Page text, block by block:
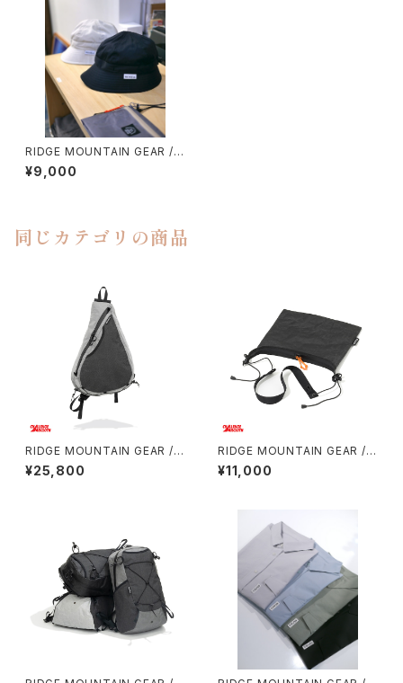
RIDGE MOUNTAIN GEAR / E
NOUGH HAT（STVH ver.）
¥9,000
同じカテゴリの商品
RIDGE MOUNTAIN GEAR / S
ASH PACK
¥25,800
RIDGE MOUNTAIN GEAR / S
ACOCHE
¥11,000